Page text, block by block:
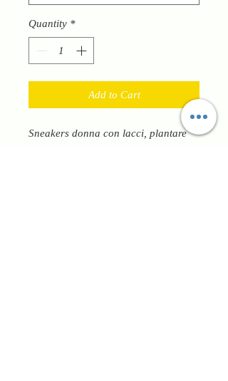
Quantity *
Add to Cart
Sneakers donna con lacci, plantare